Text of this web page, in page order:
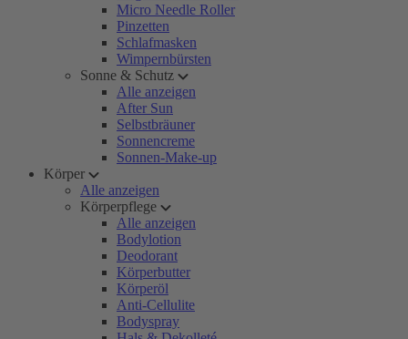
Micro Needle Roller
Pinzetten
Schlafmasken
Wimpernbürsten
Sonne & Schutz
Alle anzeigen
After Sun
Selbstbräuner
Sonnencreme
Sonnen-Make-up
Körper
Alle anzeigen
Körperpflege
Alle anzeigen
Bodylotion
Deodorant
Körperbutter
Körperöl
Anti-Cellulite
Bodyspray